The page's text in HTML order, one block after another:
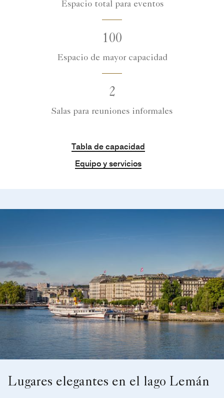
Espacio total para eventos
100
Espacio de mayor capacidad
2
Salas para reuniones informales
Tabla de capacidad
Equipo y servicios
Lugares elegantes en el lago Lemán